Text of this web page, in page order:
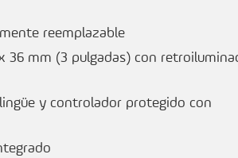
reemplazable
36 mm (3 pulgadas) con
y controlador protegido con